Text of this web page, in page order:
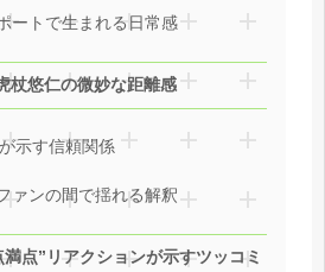
ートで生まれる日常感
杖悠仁の微妙な距離感
示す信頼関係
ァンの間で揺れる解釈
点”リアクションが示すツッコミ